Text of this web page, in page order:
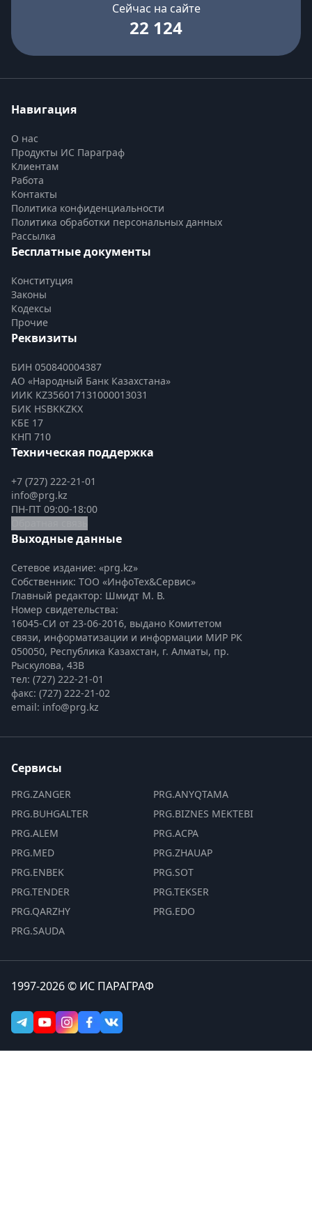
Сейчас на сайте
22 124
Навигация
О нас
Продукты ИС Параграф
Клиентам
Работа
Контакты
Политика конфиденциальности
Политика обработки персональных данных
Рассылка
Бесплатные документы
Конституция
Законы
Кодексы
Прочие
Реквизиты
БИН 050840004387
АО «Народный Банк Казахстана»
ИИК KZ356017131000013031
БИК HSBKKZKX
КБЕ 17
КНП 710
Техническая поддержка
+7 (727) 222-21-01
info@prg.kz
ПН-ПТ 09:00-18:00
Выходные данные
Сетевое издание: «prg.kz»
Собственник: ТОО «ИнфоТех&Сервис»
Главный редактор: Шмидт М. В.
Номер свидетельства:
16045-СИ от 23-06-2016, выдано Комитетом
связи, информатизации и информации МИР РК
050050, Республика Казахстан, г. Алматы, пр.
Рыскулова, 43В
тел: (727) 222-21-01
факс: (727) 222-21-02
email: info@prg.kz
Сервисы
PRG.ZANGER
PRG.BUHGALTER
PRG.ALEM
PRG.MED
PRG.ENBEK
PRG.TENDER
PRG.QARZHY
PRG.SAUDA
PRG.ANYQTAMA
PRG.BIZNES MEKTEBI
PRG.ACPA
PRG.ZHAUAP
PRG.SOT
PRG.TEKSER
PRG.EDO
1997-2026 © ИС ПАРАГРАФ